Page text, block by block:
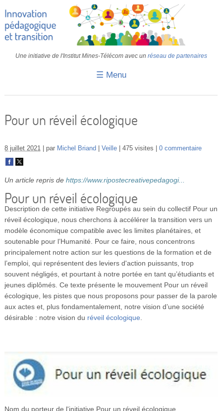
Une initiative de l'Institut Mines-Télécom avec un réseau de partenaires
☰ Menu
Retours d’expériences
Transition
Colloques
Vidéos
S’inscrire
Se connecter
Pour un réveil écologique
8 juillet 2021 par Michel Briand Veille 475 visites 0 commentaire
Un article repris de https://www.ripostecreativepedagogi...
Pour un réveil écologique
Description de cette initiative Regroupés au sein du collectif Pour un
réveil écologique, nous cherchons à accélérer la transition vers un
modèle économique compatible avec les limites planétaires, et
soutenable pour l’Humanité. Pour ce faire, nous concentrons
principalement notre action sur les questions de la formation et de
l’emploi, qui représentent des leviers d'action puissants, trop
souvent négligés, et pourtant à notre portée en tant qu’étudiants et
jeunes diplômés. Ce texte présente le mouvement Pour un réveil
écologique, les pistes que nous proposons pour passer de la parole
aux actes et, plus fondamentalement, notre vision d’une société
désirable : notre vision du réveil écologique
Nom du porteur de l'initiative Pour un réveil écologique